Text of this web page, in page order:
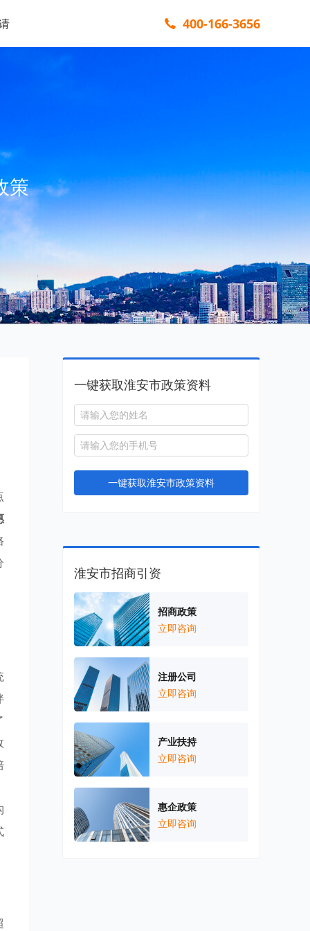
400-166-3656
策
一键获取淮安市政策资料
一键获取淮安市政策资料
淮安市招商引资
招商政策
立即咨询
注册公司
立即咨询
产业扶持
立即咨询
惠企政策
立即咨询